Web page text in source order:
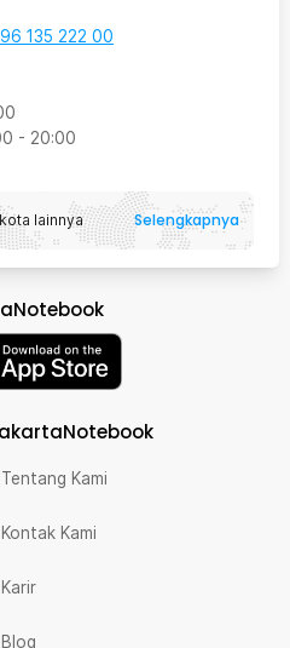
135 222 00
- 20:00
lainnya Selengkapnya
Tentang Kami
Kontak Kami
Karir
Blog